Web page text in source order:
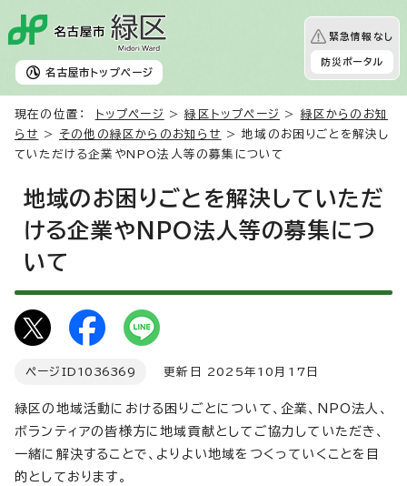
名古屋市 トップページ
緊急情報なし
防災ポータル
現在の位置： トップページ >緑区トップページ > 緑区からのお知
らせ
> その他の緑区からのお知らせ
> 地域のお困りごとを解決し
ていただける企業やNPO法人等の募集について
地域のお困りごとを解決していただ
ける企業やNPO法人等の募集につ
いて
ページID 1036369 更新日 2025年10月17日
緑区の地域活動における困りごとについて、企業、NPO法人、
ボランティアの皆様方に地域貢献としてご協力していただき、
一緒に解決することで、よりよい地域をつくっていくことを目
的としております。